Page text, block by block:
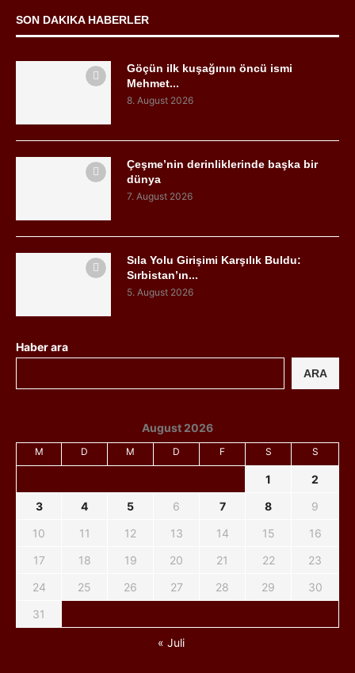
SON DAKIKA HABERLER
Göçün ilk kuşağının öncü ismi
Mehmet...
8. August 2026
Çeşme’nin derinliklerinde başka bir
dünya
7. August 2026
Sıla Yolu Girişimi Karşılık Buldu:
Sırbistan’ın...
5. August 2026
Haber ara
ARA
August 2026
M D M D F S S
1
2
3
4 5 6 7 8
9
10
11 12 13 14 15
16
17
18 19 20 21 22
23
24
25 26 27 28 29
30
31
« Juli